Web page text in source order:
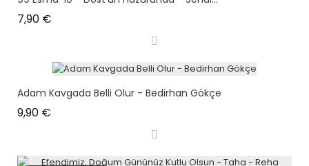
7,90 €
Adam Kavgada Belli Olur - Bedirhan Gökçe
9,90 €